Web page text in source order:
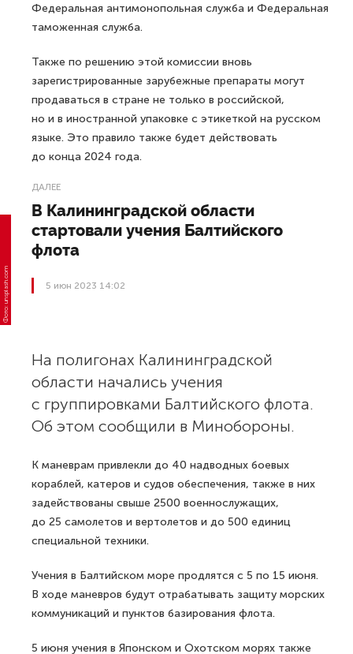
Федеральная антимонопольная служба и Федеральная
таможенная служба.
Также по решению этой комиссии вновь
зарегистрированные зарубежные препараты могут
продаваться в стране не только в российской,
но и в иностранной упаковке с этикеткой на русском
языке. Это правило также будет действовать
до конца 2024 года.
ДАЛЕЕ
В Калининградской области
стартовали учения Балтийского
флота
5 июн 2023 14:02
На полигонах Калининградской
с группировками Балтийского флота.
Об этом сообщили в Минобороны.
К маневрам привлекли до 40 надводных боевых